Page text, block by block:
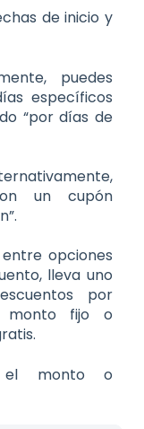
de inicio y
puedes
específicos
“por días de
un cupón
entre opciones
lleva uno
por
monto fijo o
el monto o